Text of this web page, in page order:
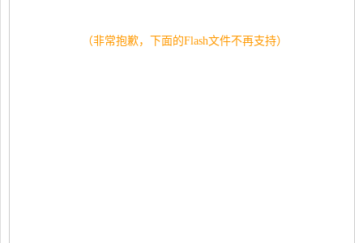
（非常抱歉，下面的Flash文件不再支持）